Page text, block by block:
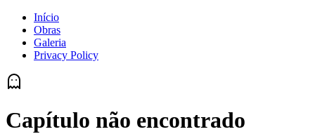
Início
Obras
Galeria
Privacy Policy
Capítulo não encontrado